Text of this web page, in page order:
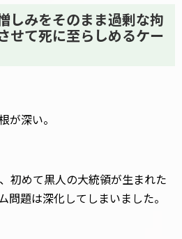
しみをそのまま過剰な拘
せて死に至らしめるケー
が深い。
初めて黒人の大統領が生まれた
問題は深化してしまいました。